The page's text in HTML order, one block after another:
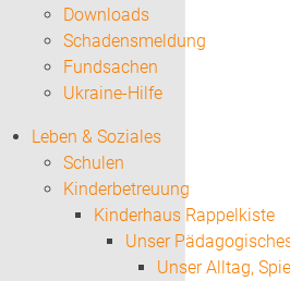
Downloads
Schadensmeldung
Fundsachen
Ukraine-Hilfe
Leben & Soziales
Schulen
Kinderbetreuung
Kinderhaus Rappelkiste
Unser
Unser Alltag,